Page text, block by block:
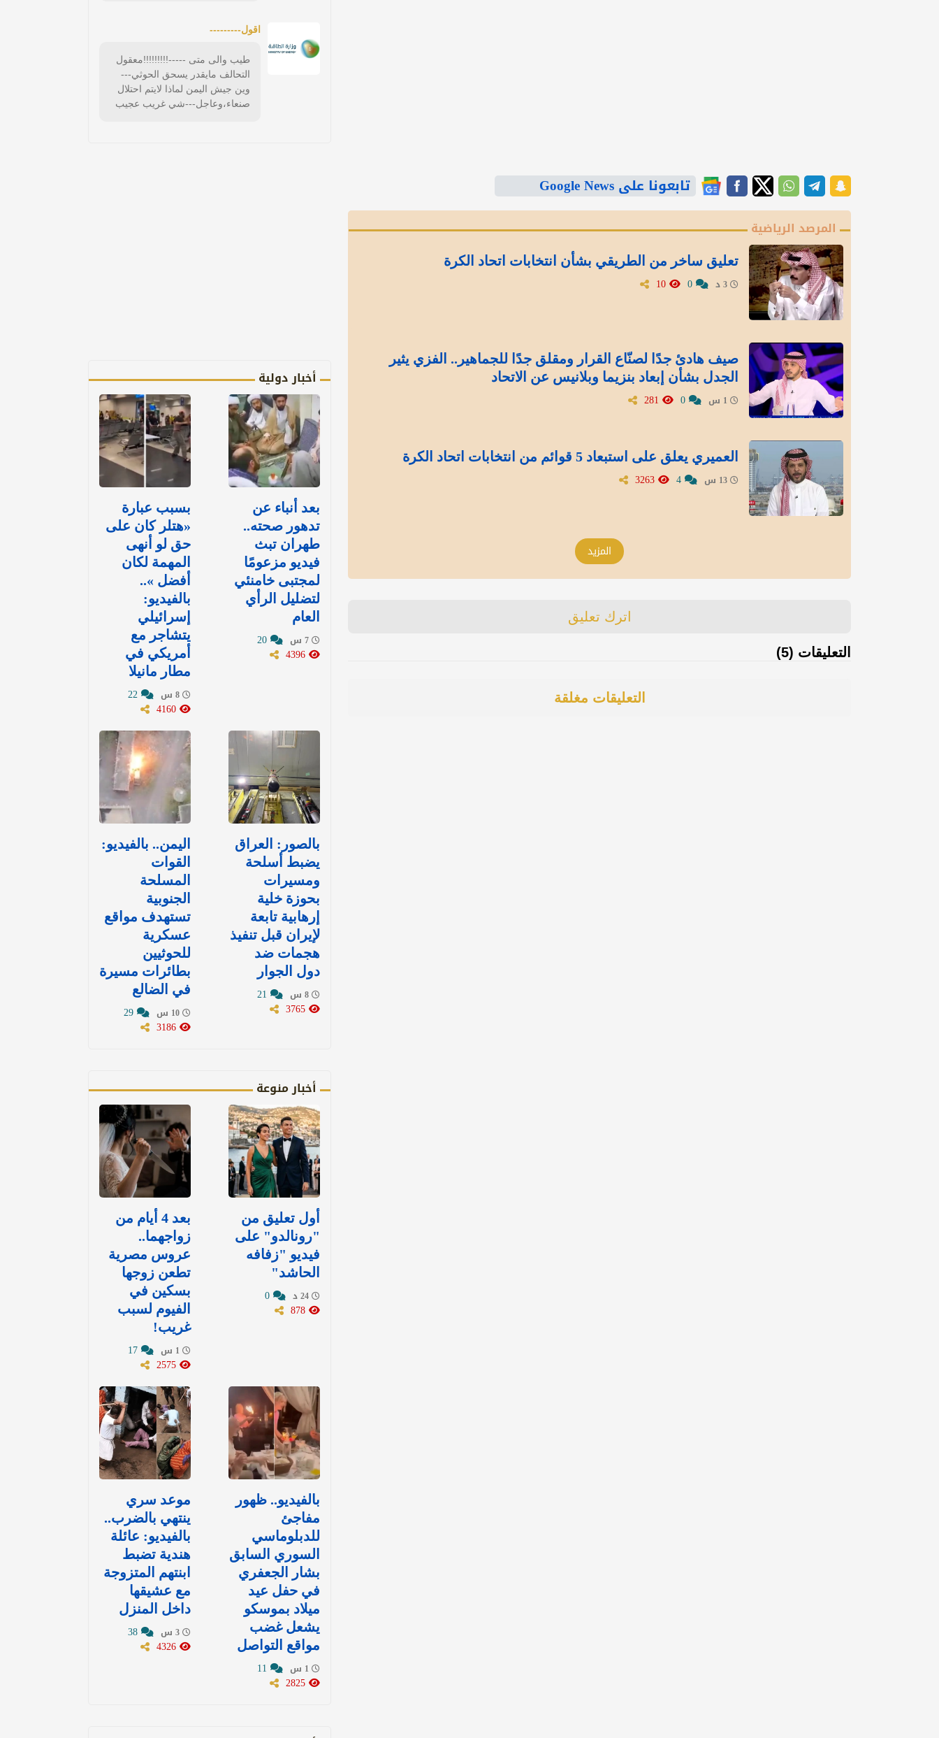
تابعونا على Google News
المرصد الرياضية
تعليق ساخر من الطريقي بشأن انتخابات اتحاد الكرة
صيف هادئ جدًا لصنّاع القرار ومقلق جدًا للجماهير.. الفزي يثير
الجدل بشأن إبعاد بنزيما وبلانيس عن الاتحاد
العميري يعلق على استبعاد 5 قوائم من انتخابات اتحاد الكرة
المزيد
اترك تعليق
التعليقات (5)
التعليقات مغلقة
اقول---------
طيب والى متى -----!!!!!!!!!معقول
التحالف مايقدر يسحق الحوثي---
وين جيش اليمن لماذا لايتم احتلال
صنعاء،وعاجل---شي غريب عجيب
أخبار دولية
بعد أنباء عن
تدهور صحته..
طهران تبث
فيديو مزعومًا
لمجتبى خامنئي
لتضليل الرأي
العام
بسبب عبارة
«هتلر كان على
حق لو أنهى
المهمة لكان
أفضل »..
بالفيديو:
إسرائيلي
يتشاجر مع
أمريكي في
مطار مانيلا
بالصور: العراق
يضبط أسلحة
ومسيرات
بحوزة خلية
إرهابية تابعة
لإيران قبل تنفيذ
هجمات ضد
دول الجوار
اليمن.. بالفيديو:
القوات
المسلحة
الجنوبية
تستهدف مواقع
عسكرية
للحوثيين
بطائرات مسيرة
في الضالع
أخبار منوعة
أول تعليق من
"رونالدو" على
فيديو "زفافه
الحاشد"
بعد 4 أيام من
زواجهما..
عروس مصرية
تطعن زوجها
بسكين في
الفيوم لسبب
غريب!
بالفيديو.. ظهور
مفاجئ
للدبلوماسي
السوري السابق
بشار الجعفري
في حفل عيد
ميلاد بموسكو
يشعل غضب
مواقع التواصل
موعد سري
ينتهي بالضرب..
بالفيديو: عائلة
هندية تضبط
ابنتهم المتزوجة
مع عشيقها
داخل المنزل